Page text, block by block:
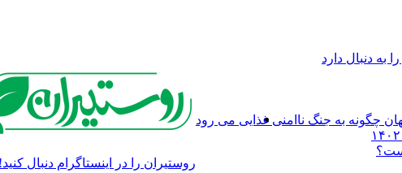
به دنبال دارد
چگونه به جنگ ناامنی غذایی می رود
روستیران را در اینستاگرام دنبال کنید!